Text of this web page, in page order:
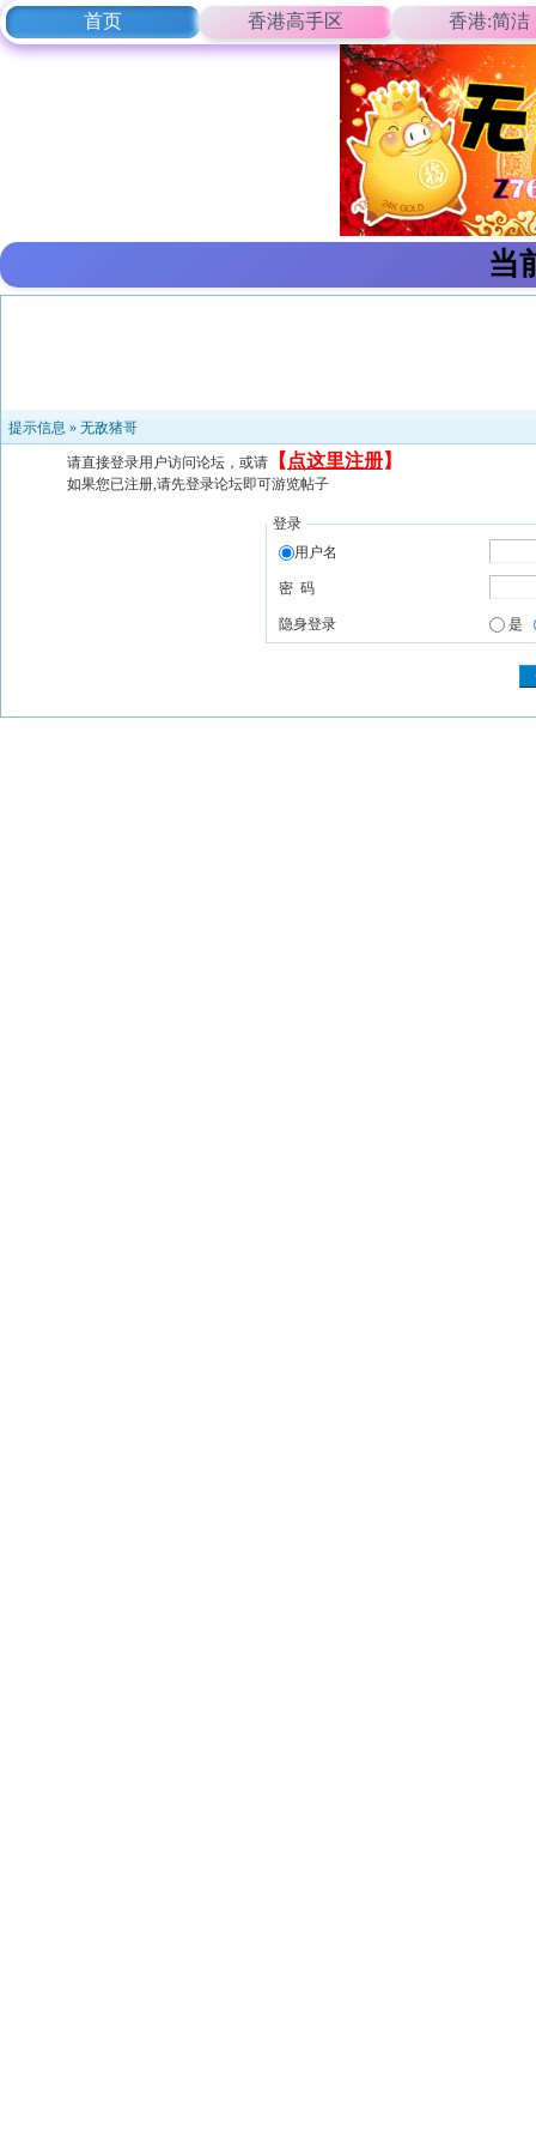
首页 香港高手区 香港:简洁
当
提示信息 » 无敌猪哥
请直接登录用户访问论坛，或请 【 点这里注册】
如果您已注册,请先登录论坛即可游览帖子
登录
用户名
密 码
隐身登录 是